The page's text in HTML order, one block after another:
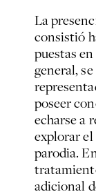
La
consistió
puestas
general,
poseer
echarse a
explorar
parodia.
adicional